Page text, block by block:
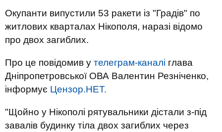
Окупанти випустили 53 ракети із "Градів" по
житлових кварталах Нікополя, наразі відомо
про двох загиблих.
Про це повідомив у телеграм-каналі глава
Дніпропетровської ОВА Валентин Резніченко,
інформує Цензор.НЕТ.
"Щойно у Нікополі рятувальники дістали з-під
завалів будинку тіла двох загиблих через